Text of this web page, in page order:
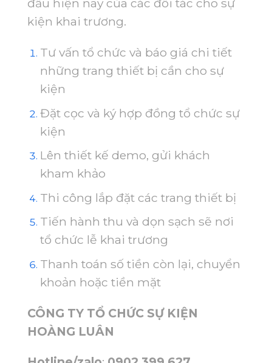
đầu hiện nay của các đối tác cho sự
kiện khai trương.
Tư vấn tổ chức và báo giá chi tiết
những trang thiết bị cần cho sự
kiện
Đặt cọc và ký hợp đồng tổ chức sự
kiện
Lên thiết kế demo, gửi khách
kham khảo
Thi công lắp đặt các trang thiết bị
Tiến hành thu và dọn sạch sẽ nơi
tổ chức lễ khai trương
Thanh toán số tiền còn lại, chuyển
khoản hoặc tiền mặt
CÔNG TY TỔ CHỨC SỰ KIỆN
HOÀNG LUÂN